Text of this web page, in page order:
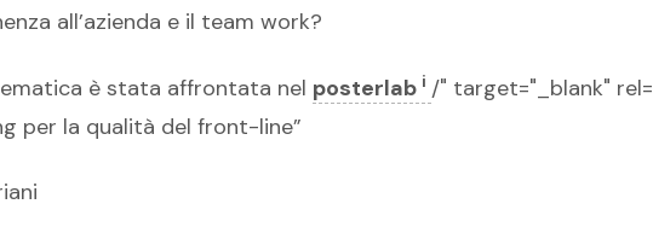
all’azienda e il team work?
è stata affrontata nel posterlab i /" target="_blank"
per la qualità del front-line”